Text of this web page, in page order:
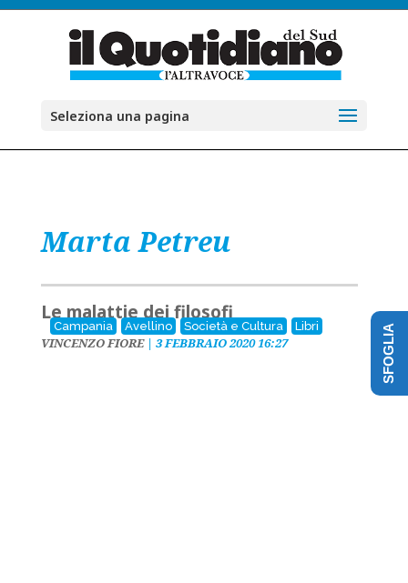
Seleziona una pagina
Marta Petreu
Campania Avellino Società e Cultura Libri
Le malattie dei filosofi
VINCENZO FIORE| 3 FEBBRAIO 2020 16:27 SFOGLIA